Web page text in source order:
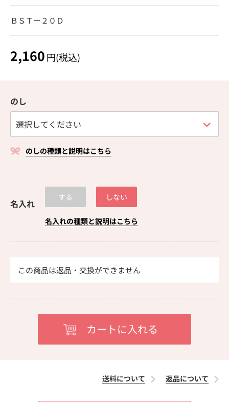
ＢＳＴー２０Ｄ
2,160円(税込)
のし
のしの種類と説明はこちら
名入れ
する しない
名入れの種類と説明はこちら
この商品は返品・交換ができません
送料について 返品について